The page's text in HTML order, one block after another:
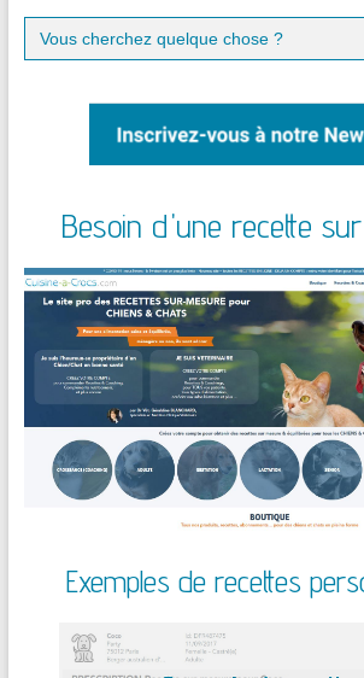
Search
for:
Besoin d'une recette
Exemples de recettes